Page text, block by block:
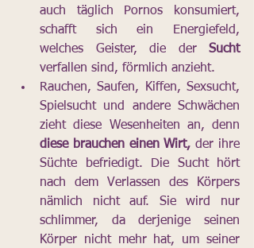
auch täglich Pornos konsumiert,
schafft sich ein Energiefeld,
welches Geister, die der Sucht
verfallen sind, förmlich anzieht.
Rauchen, Saufen, Kiffen, Sexsucht,
Spielsucht und andere Schwächen
diese brauchen einen Wirt, der ihre
Süchte befriedigt. Die Sucht hört
nach dem Verlassen des Körpers
nämlich nicht auf. Sie wird nur
schlimmer, da derjenige seinen
Körper nicht mehr hat, um seiner